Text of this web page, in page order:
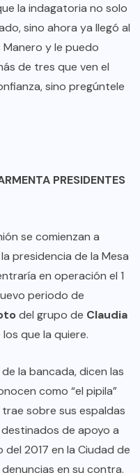
la indagatoria no solo
sino ahora ya llegó al
Manero y le puedo
de tres que ven el
sino pregúntele
PRESIDENTES
se comienzan a
presidencia de la Mesa
en operación el 1
periodo de
del grupo de Claudia
que la quiere.
la bancada, dicen las
como “el pipila”
sobre sus espaldas
de apoyo a
2017 en la Ciudad de
en su contra.